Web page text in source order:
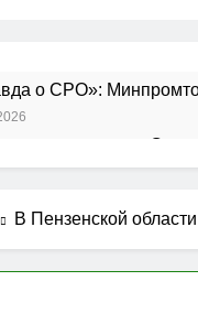
о СРО»:
заседание
членов СРО!
В Пензенской